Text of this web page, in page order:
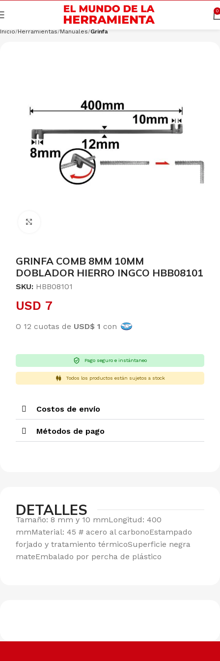
0
Inicio Herramientas Manuales Grinfa
GRINFA COMB 8MM 10MM
DOBLADOR HIERRO INGCO HBB08101
SKU: HBB08101
USD 7
O 12 cuotas de USD$ 1 con
Pago seguro e instántaneo
Todos los productos están sujetos a stock
Costos de envío
Métodos de pago
DETALLES
Tamaño: 8 mm y 10 mmLongitud: 400
mmMaterial: 45 # acero al carbonoEstampado
forjado y tratamiento térmicoSuperficie negra
mateEmbalado por percha de plástico
Cargando productos… CONSULTAR